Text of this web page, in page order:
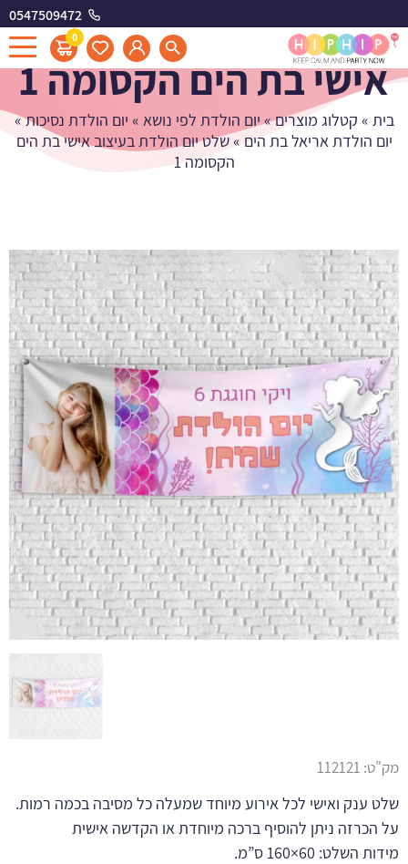
0547509472
0
שלט יום הולדת בעיצוב
אישי בת הים הקסומה 1
בית » קטלוג מוצרים»יום הולדת לפי נושא » יום הולדת נסיכות»
יום הולדת אריאל בת הים »שלט יום הולדת בעיצוב אישי בת הים
הקסומה 1
מק"ט: 112121
שלט ענק ואישי לכל אירוע מיוחד שמעלה כל מסיבה בכמה רמות.
על הכרזה ניתן להוסיף ברכה מיוחדת או הקדשה אישית
מידות השלט: 60×160 ס”מ.